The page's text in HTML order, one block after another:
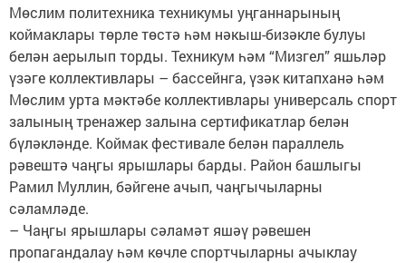
Мөслим политехника техникумы уңганнарының
коймаклары төрле төстә һәм нәкыш-бизәкле булуы
белән аерылып торды. Техникум һәм “Мизгел” яшьләр
үзәге коллективлары – бассейнга, үзәк китапханә һәм
Мөслим урта мәктәбе коллективлары универсаль спорт
залының тренажер залына сертификатлар белән
бүләкләнде. Коймак фестивале белән параллель
рәвештә чаңгы ярышлары барды. Район башлыгы
Рамил Муллин, бәйгене ачып, чаңгычыларны
сәламләде.
– Чаңгы ярышлары сәламәт яшәү рәвешен
пропагандалау һәм көчле спортчыларны ачыклау